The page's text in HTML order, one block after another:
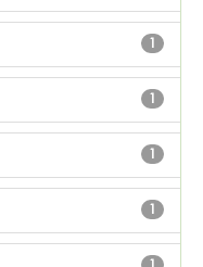
1
1
1
1